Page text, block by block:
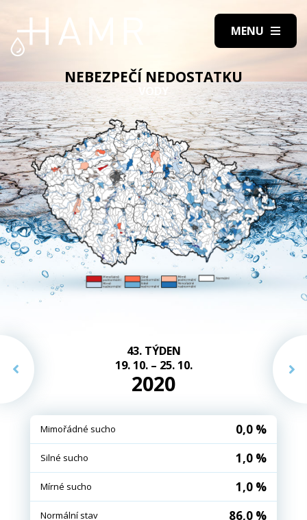
NEBEZPEČÍ NEDOSTATKU
VODY
43. TÝDEN
19. 10. – 25. 10.
2020
Mimořádné sucho 0,0 %
Silné sucho 1,0 %
Mírné sucho 1,0 %
Normální stav 86,0 %